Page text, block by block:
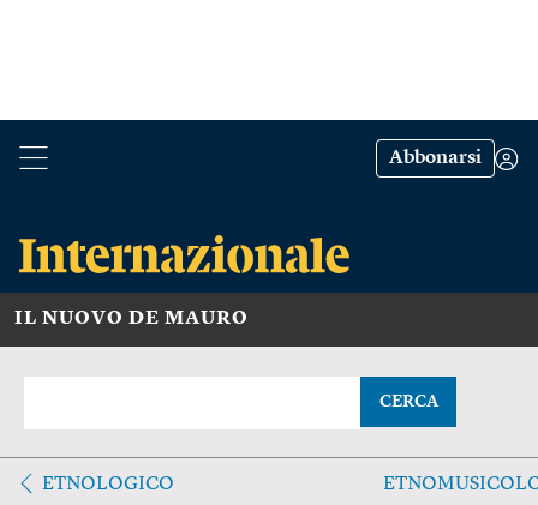
Abbonarsi
IL NUOVO DE MAURO
CERCA
ETNOLOGICO